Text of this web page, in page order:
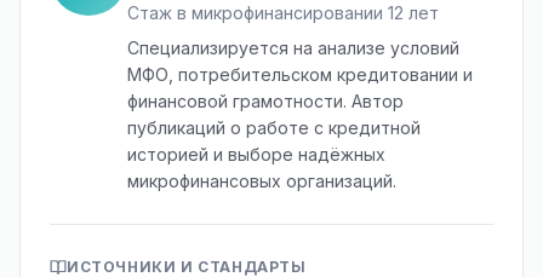
Стаж в микрофинансировании 12 лет
Специализируется на анализе условий
МФО, потребительском кредитовании и
финансовой грамотности. Автор
публикаций о работе с кредитной
историей и выборе надёжных
микрофинансовых организаций.
ИСТОЧНИКИ И СТАНДАРТЫ